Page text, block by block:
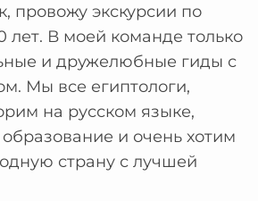
провожу экскурсии по
лет. В моей команде только
и дружелюбные гиды с
Мы все египтологи,
на русском языке,
и очень хотим
страну с лучшей